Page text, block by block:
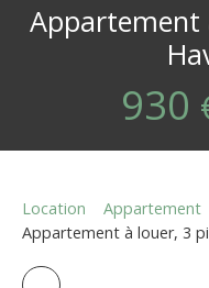
Appartement
930
Location Appartement
Appartement à louer, 3